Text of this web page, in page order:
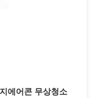
에어콘 무상청소